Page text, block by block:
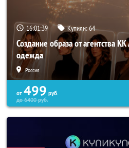
16:01:37 Купили:64
Создание образа от агентства
одежда
Россия
от 499 руб.
до6400руб.